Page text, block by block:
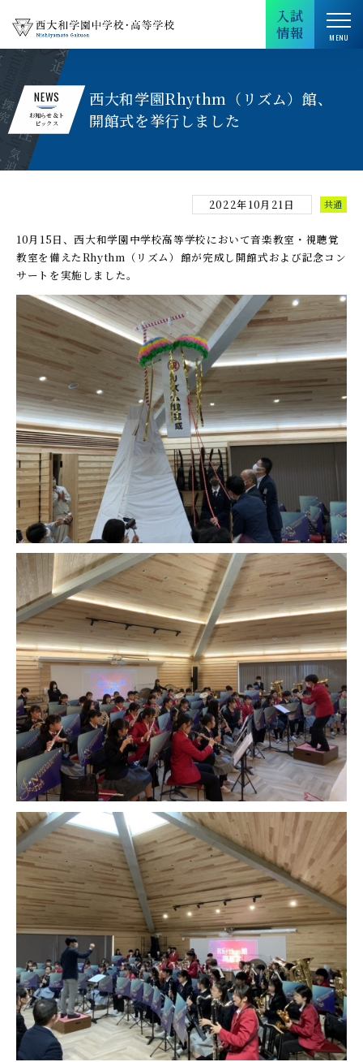
入試
情報
NEWS
お知らせ＆ト
ピックス
西大和学園Rhythm（リズム）館、
開館式を挙行しました
2022年10月21日 共通
10月15日、西大和学園中学校高等学校において音楽教室・視聴覚
教室を備えたRhythm（リズム）館が完成し開館式および記念コン
サートを実施しました。